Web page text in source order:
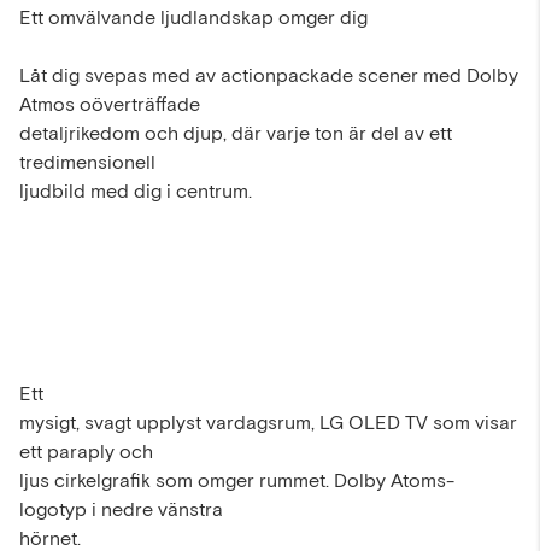
Ett omvälvande ljudlandskap omger dig
Låt dig svepas med av actionpackade scener med Dolby
Atmos oöverträffade
detaljrikedom och djup, där varje ton är del av ett
tredimensionell
ljudbild med dig i centrum.
Ett
mysigt, svagt upplyst vardagsrum, LG OLED TV som visar
ett paraply och
ljus cirkelgrafik som omger rummet. Dolby Atoms-
logotyp i nedre vänstra
hörnet.